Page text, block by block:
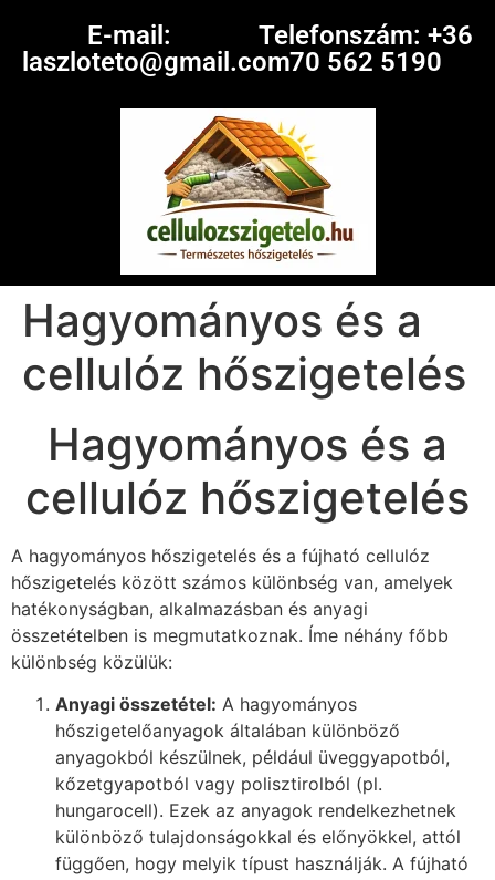
E-mail:
laszloteto@gmail.com
Telefonszám: +36
70 562 5190
Hagyományos és a
cellulóz hőszigetelés
Hagyományos és a
cellulóz hőszigetelés
A hagyományos hőszigetelés és a fújható cellulóz
hőszigetelés között számos különbség van, amelyek
hatékonyságban, alkalmazásban és anyagi
összetételben is megmutatkoznak. Íme néhány főbb
különbség közülük:
Anyagi összetétel: A hagyományos
hőszigetelőanyagok általában különböző
anyagokból készülnek, például üveggyapotból,
kőzetgyapotból vagy polisztirolból (pl.
hungarocell). Ezek az anyagok rendelkezhetnek
különböző tulajdonságokkal és előnyökkel, attól
függően, hogy melyik típust használják. A fújható